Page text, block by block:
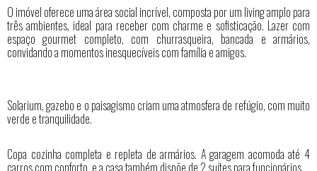
O imóvel oferece uma área social incrível, composta por um living amplo para
três ambientes, ideal para receber com charme e sofisticação. Lazer com
espaço gourmet completo, com churrasqueira, bancada e armários,
convidando a momentos inesquecíveis com família e amigos.
Solarium, gazebo e o paisagismo criam uma atmosfera de refúgio, com muito
verde e tranquilidade.
Copa cozinha completa e repleta de armários. A garagem acomoda até 4
carros com conforto, e a casa também dispõe de 2 suítes para funcionários.